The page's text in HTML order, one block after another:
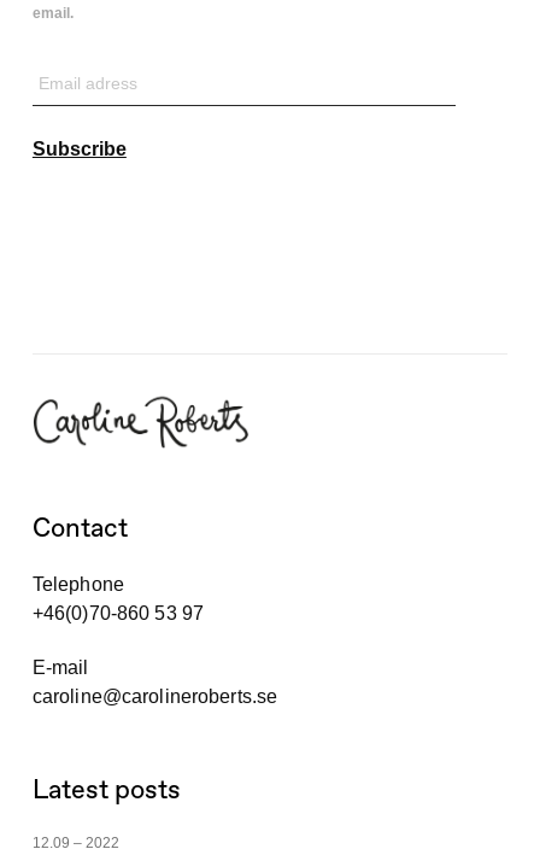
email.
Subscribe
Contact
Telephone
+46(0)70-860 53 97
E-mail
caroline@carolineroberts.se
Latest posts
12.09 – 2022